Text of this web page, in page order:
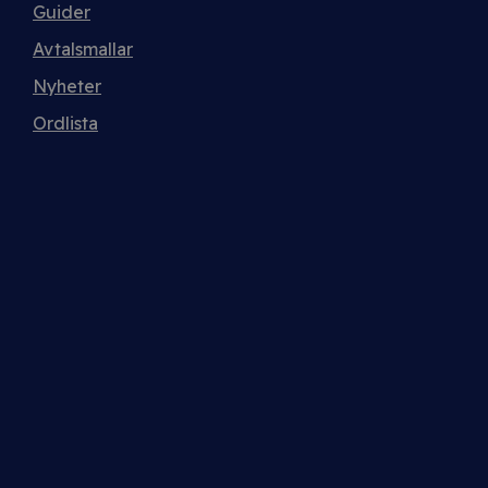
Guider
Avtalsmallar
Nyheter
Ordlista